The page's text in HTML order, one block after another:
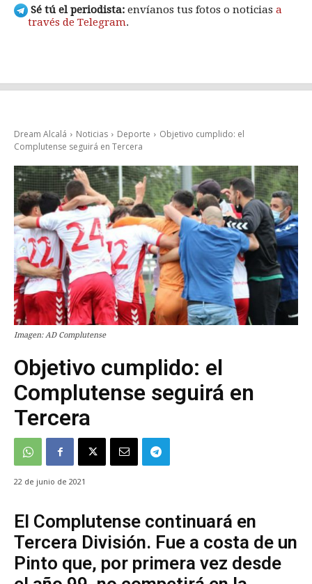
Sé tú el periodista: envíanos tus fotos o noticias a
través de Telegram.